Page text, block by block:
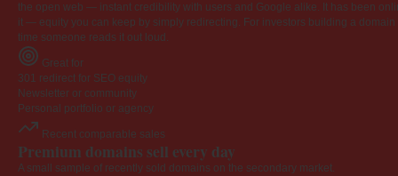
the open web — instant credibility with users and Google alike. It has been
it — equity you can keep by simply redirecting. For investors building a
time someone reads it out loud.
Great for
301 redirect for SEO equity
Newsletter or community
Personal portfolio or agency
Recent comparable sales
Premium domains sell every day
A small sample of recently sold domains on the secondary market.